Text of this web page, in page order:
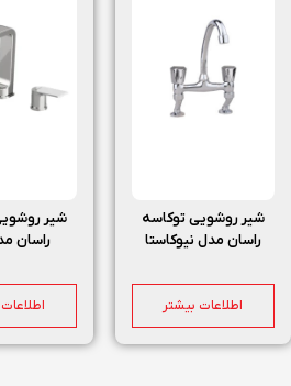
شیر روشویی توکاسه
راسان مدل نیوکاستا
اطلاعات بیشتر
شیر
راسان